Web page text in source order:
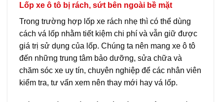
Lốp xe ô tô bị rách, sứt bên ngoài bề mặt
Trong trường hợp lốp xe rách nhẹ thì có thể dùng
cách vá lốp nhằm tiết kiệm chi phí và vẫn giữ được
giá trị sử dụng của lốp. Chúng ta nên mang xe ô tô
đến những trung tâm bảo dưỡng, sửa chữa và
chăm sóc xe uy tín, chuyên nghiệp để các nhân viên
kiểm tra, tư vấn xem nên thay mới hay vá lốp.